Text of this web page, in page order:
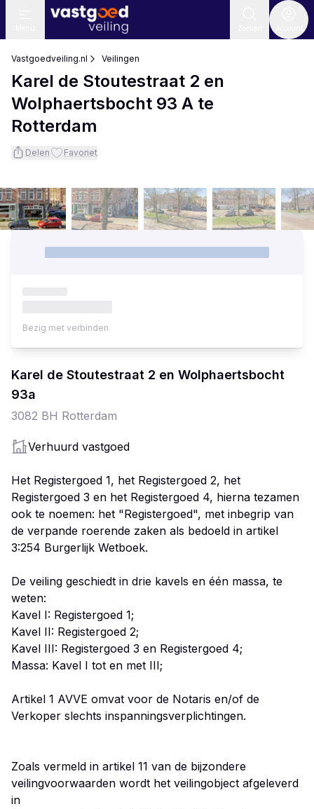
Vastgoedveiling.nl Veilingen
Karel de Stoutestraat 2 en
Wolphaertsbocht 93 A te
Rotterdam
Delen Favoriet
Karel de Stoutestraat 2 en Wolphaertsbocht
93a
3082 BH Rotterdam
Verhuurd vastgoed
Het Registergoed 1, het Registergoed 2, het
Registergoed 3 en het Registergoed 4, hierna tezamen
ook te noemen: het "Registergoed", met inbegrip van
de verpande roerende zaken als bedoeld in artikel
3:254 Burgerlijk Wetboek.
De veiling geschiedt in drie kavels en één massa, te
weten:
Kavel I: Registergoed 1;
Kavel II: Registergoed 2;
Kavel III: Registergoed 3 en Registergoed 4;
Massa: Kavel I tot en met III;
Artikel 1 AVVE omvat voor de Notaris en/of de
Verkoper slechts inspanningsverplichtingen.
Zoals vermeld in artikel 11 van de bijzondere
veilingvoorwaarden wordt het veilingobject afgeleverd
in
Bezig met verbinden